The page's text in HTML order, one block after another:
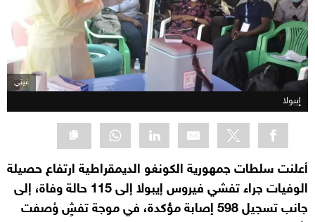
غيتي
إيبولا
أعلنت سلطات جمهورية الكونغو الديمقراطية ارتفاع حصيلة
الوفيات جراء تفشي فيروس إيبولا إلى 115 حالة وفاة، إلى
جانب تسجيل 598 إصابة مؤكدة، في موجة تفشٍ وُصفت